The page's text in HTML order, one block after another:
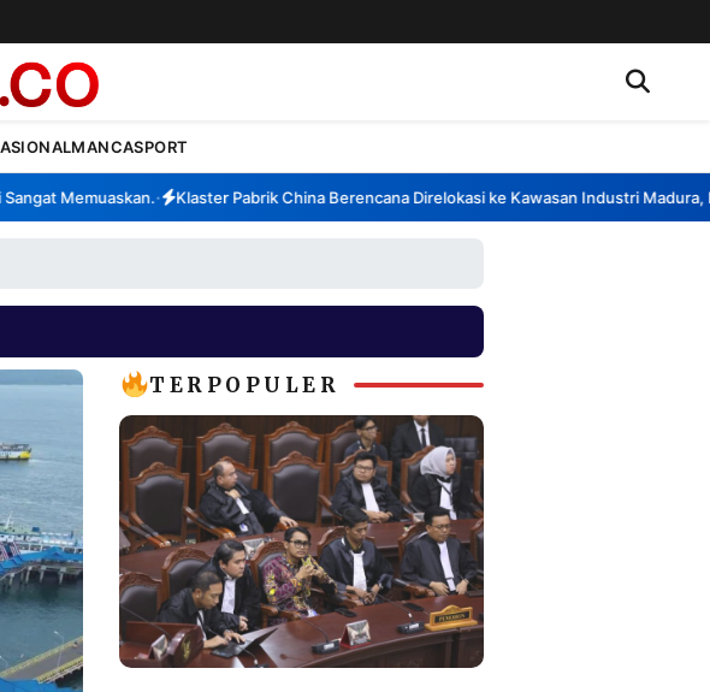
MANCASPORT
Memuaskan.• Klaster Pabrik China Berencana Direlokasi ke Kawasan Industri Madura,
TERPOPULER